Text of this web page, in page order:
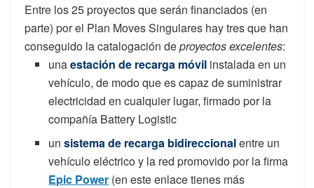
Entre los 25 proyectos que serán financiados (en
parte) por el Plan Moves Singulares hay tres que han
conseguido la catalogación deproyectos excelentes:
unaestación de recarga móvil instalada en un
vehículo, de modo que es capaz de suministrar
electricidad en cualquier lugar, firmado por la
compañía Battery Logistic
unsistema de recarga bidireccionalentre un
vehículo eléctrico y la red promovido por la firma
Epic Power (en este enlace tienes más